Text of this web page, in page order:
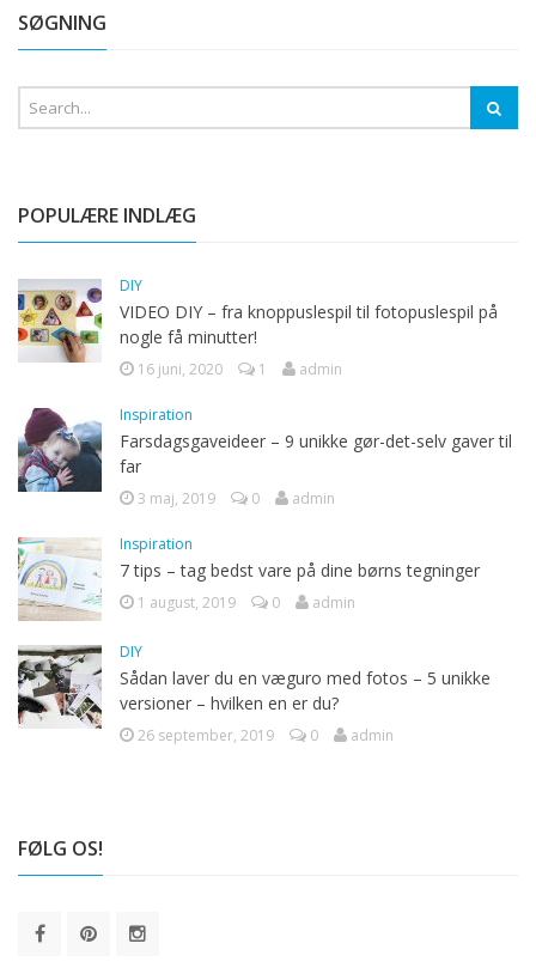
SØGNING
POPULÆRE INDLÆG
DIY
VIDEO DIY – fra knoppuslespil til fotopuslespil på
nogle få minutter!
16 juni, 2020 1 admin
Inspiration
Farsdagsgaveideer – 9 unikke gør-det-selv gaver til
far
3 maj, 2019 0 admin
Inspiration
7 tips – tag bedst vare på dine børns tegninger
1 august, 2019 0 admin
DIY
Sådan laver du en væguro med fotos – 5 unikke
versioner – hvilken en er du?
26 september, 2019 0 admin
FØLG OS!